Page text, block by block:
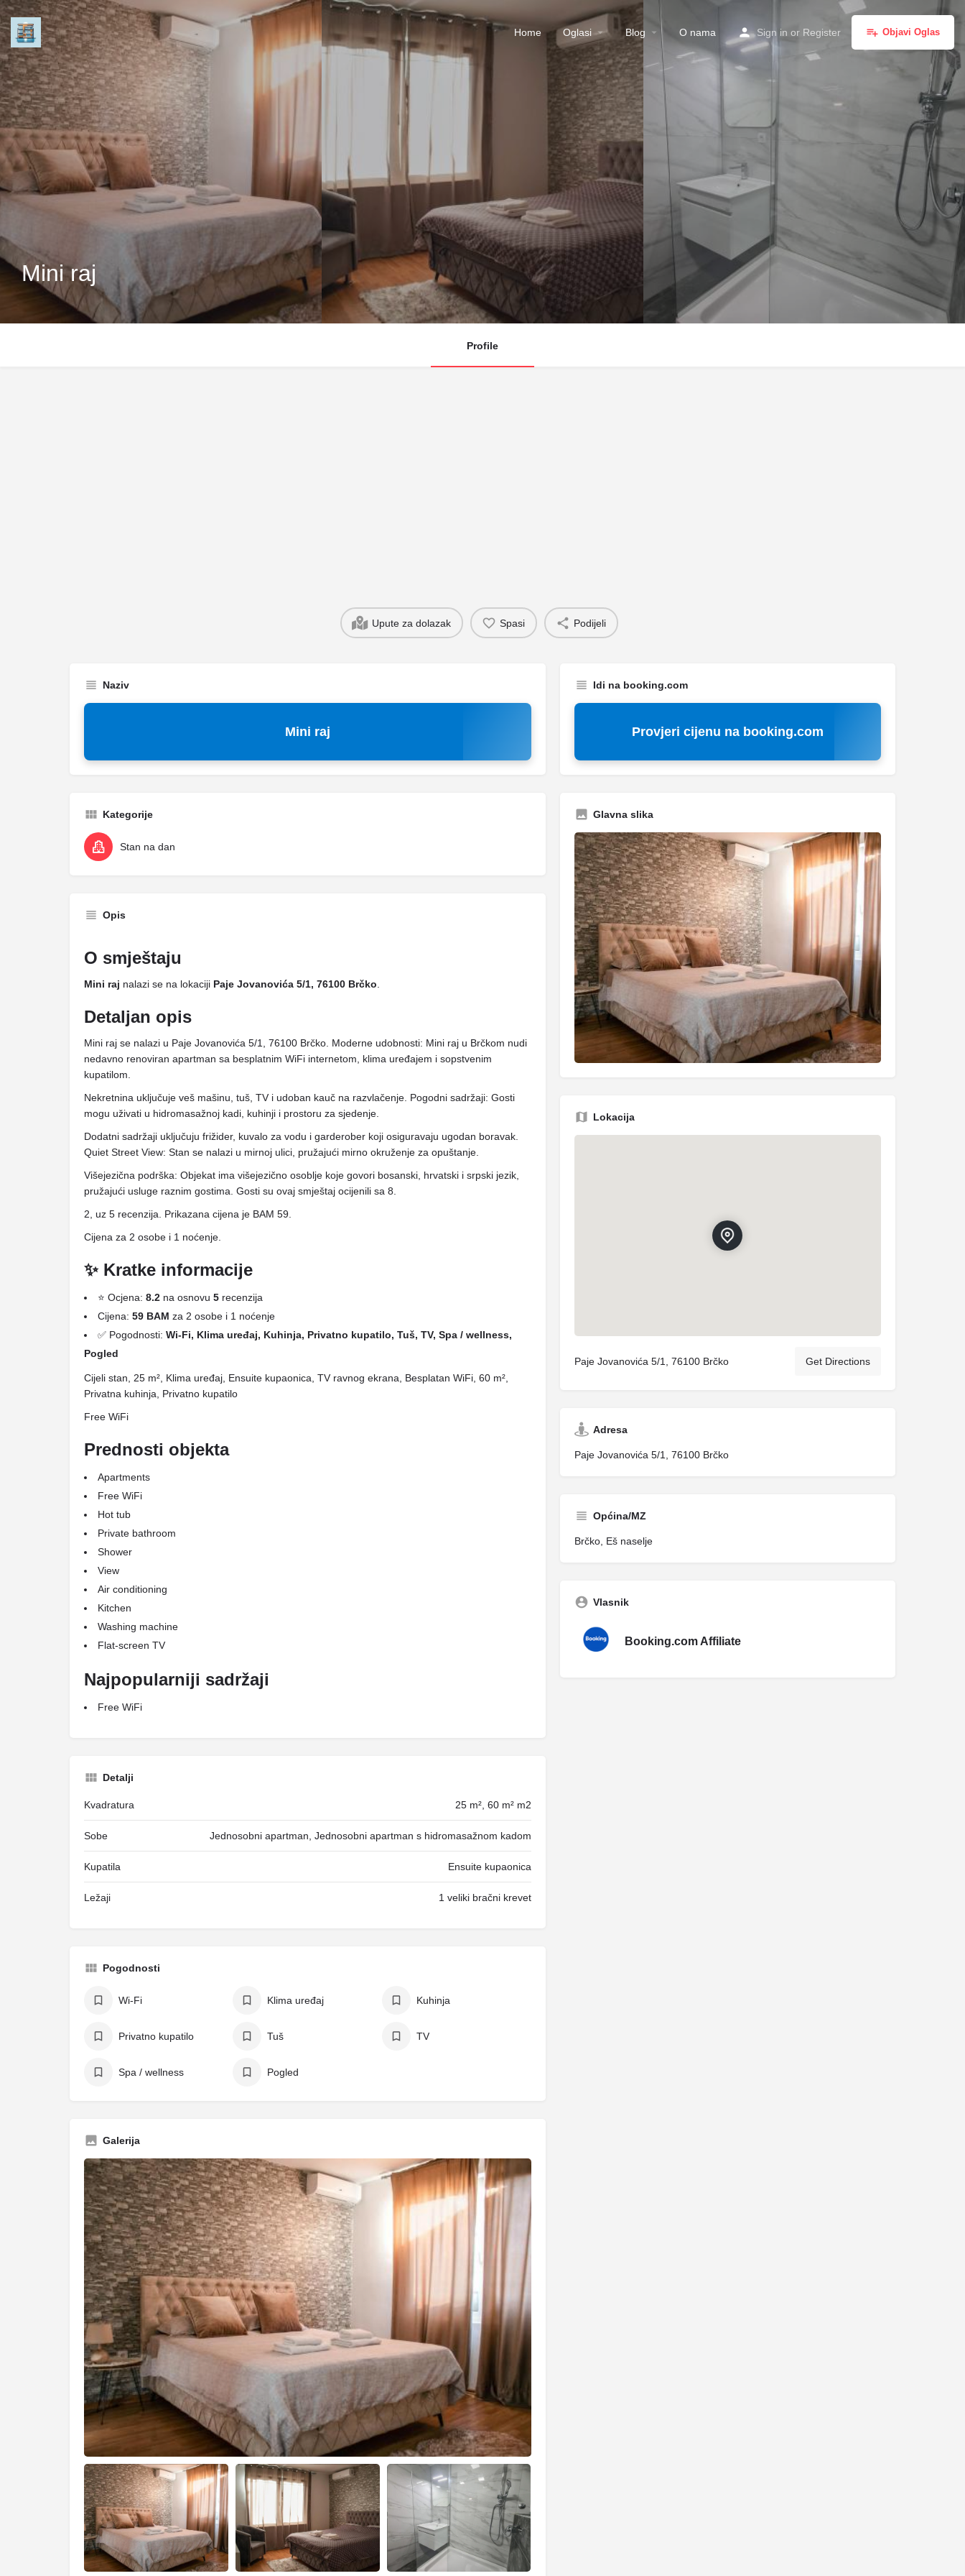
Home Oglasi Blog O nama Sign in or Register Objavi Oglas
Mini raj
Profile
Upute za dolazak Spasi Podijeli
Naziv
Mini raj
Kategorije
Stan na dan
Opis
O smještaju
Mini raj nalazi se na lokaciji Paje Jovanovića 5/1, 76100 Brčko
Detaljan opis
Mini raj se nalazi u Paje Jovanovića 5/1, 76100 Brčko. Moderne udobnosti: Mini raj u Brčkom nudi
nedavno renoviran apartman sa besplatnim WiFi internetom, klima uređajem i sopstvenim
kupatilom.
Nekretnina uključuje veš mašinu, tuš, TV i udoban kauč na razvlačenje. Pogodni sadržaji: Gosti
mogu uživati ​​u hidromasažnoj kadi, kuhinji i prostoru za sjedenje.
Dodatni sadržaji uključuju frižider, kuvalo za vodu i garderober koji osiguravaju ugodan boravak.
Quiet Street View: Stan se nalazi u mirnoj ulici, pružajući mirno okruženje za opuštanje.
Višejezična podrška: Objekat ima višejezično osoblje koje govori bosanski, hrvatski i srpski jezik,
pružajući usluge raznim gostima. Gosti su ovaj smještaj ocijenili sa 8.
2, uz 5 recenzija. Prikazana cijena je BAM 59.
Cijena za 2 osobe i 1 noćenje.
✨ Kratke informacije
⭐ Ocjena: 8.2 na osnovu 5 recenzija
Cijena: 59 BAM za 2 osobe i 1 noćenje
✅ Pogodnosti: Wi-Fi, Klima uređaj, Kuhinja, Privatno kupatilo, Tuš, TV, Spa / wellness,
Pogled
Cijeli stan, 25 m², Klima uređaj, Ensuite kupaonica, TV ravnog ekrana, Besplatan WiFi, 60 m²,
Privatna kuhinja, Privatno kupatilo
Free WiFi
Prednosti objekta
Apartments
Free WiFi
Hot tub
Private bathroom
Shower
View
Air conditioning
Kitchen
Washing machine
Flat-screen TV
Najpopularniji sadržaji
Free WiFi
Detalji
Kvadratura 25 m², 60 m² m2
Sobe Jednosobni apartman, Jednosobni apartman s hidromasažnom kadom
Kupatila Ensuite kupaonica
Ležaji 1 veliki bračni krevet
Pogodnosti
Wi-Fi Klima uređaj Kuhinja
Privatno kupatilo Tuš TV
Spa / wellness Pogled
Galerija
Idi na booking.com
Provjeri cijenu na booking.com
Glavna slika
Lokacija
Paje Jovanovića 5/1, 76100 Brčko Get Directions
Adresa
Paje Jovanovića 5/1, 76100 Brčko
Općina/MZ
Brčko, Eš naselje
Vlasnik
Booking.com Affiliate